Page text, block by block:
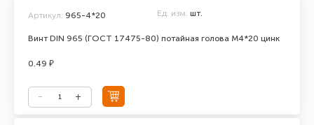
Винт DIN 965 (ГОСТ 17475-80) потайная голова М4*20 цинк
Артикул: 965-4*20 Ед. изм. шт.
0.49 ₽